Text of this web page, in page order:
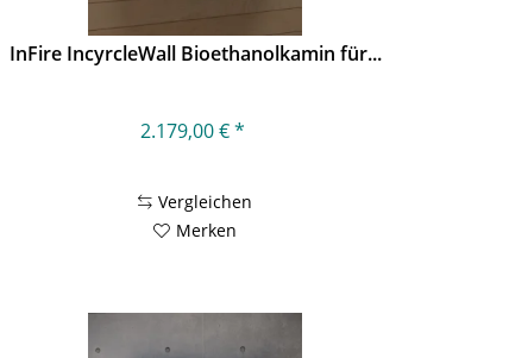
InFire IncyrcleWall Bioethanolkamin für...
2.179,00 € *
Vergleichen
Merken